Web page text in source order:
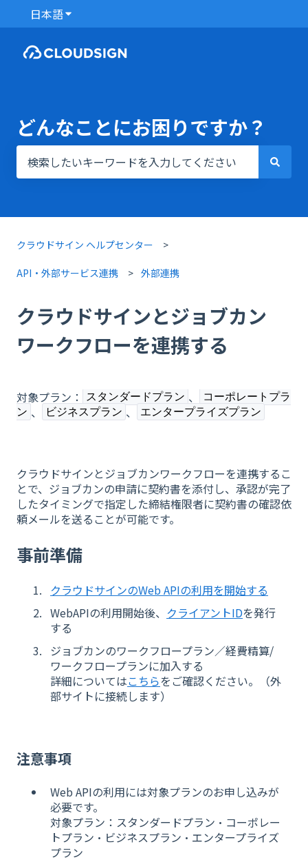
日本語翻訳のサブメニューを表示
どんなことにお困りですか？
クラウドサイン ヘルプセンター
API・外部サービス連携 外部連携
クラウドサインとジョブカン
ワークフローを連携する
対象プラン： スタンダードプラン 、
コーポレートプラ
ン 、 ビジネスプラン 、 エンタープライズプラン
クラウドサインとジョブカンワークフローを連携するこ
とで、ジョブカンの申請に契約書を添付し、承認が完了
したタイミングで指定した締結権限者に契約書の確認依
頼メールを送ることが可能です。
事前準備
クラウドサインのWeb APIの利用を開始する
WebAPIの利用開始後、 クライアントIDを発行
する
ジョブカンのワークフロープラン／経費精算/
ワークフロープランに加入する
詳細についてはこちらをご確認ください。（外
部サイトに接続します）
注意事項
Web APIの利用には対象プランのお申し込みが
必要です。
対象プラン：スタンダードプラン・コーポレー
トプラン・ビジネスプラン・エンタープライズ
プラン